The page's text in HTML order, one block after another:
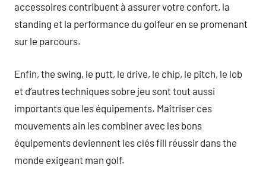
accessoires contribuent à assurer votre confort, la
standing et la performance du golfeur en se promenant
sur le parcours.
Enfin, the swing, le putt, le drive, le chip, le pitch, le lob
et d’autres techniques sobre jeu sont tout aussi
importants que les équipements. Maîtriser ces
mouvements ain les combiner avec les bons
équipements deviennent les clés fill réussir dans the
monde exigeant man golf.